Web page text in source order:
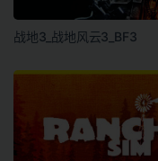
战地3_战地风云3_BF3